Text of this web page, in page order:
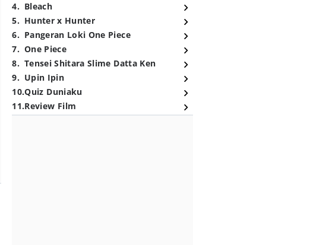
4. Bleach
5. Hunter x Hunter
6. Pangeran Loki One Piece
7. One Piece
8. Tensei Shitara Slime Datta Ken
9. Upin Ipin
10.Quiz Duniaku
11.Review Film